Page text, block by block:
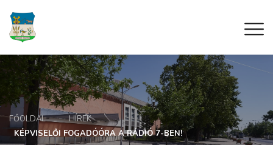
FŐOLDAL
HÍREK
KÉPVISELŐI FOGADÓÓRA A RÁDIÓ 7-BEN!